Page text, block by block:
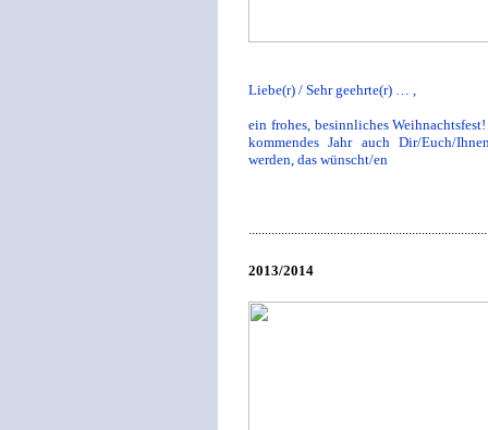
Liebe(r) / Sehr geehrte(r) … ,
ein frohes, besinnliches
kommendes Jahr auch Dir/Euch/
werden, das wünscht/en
2013/2014